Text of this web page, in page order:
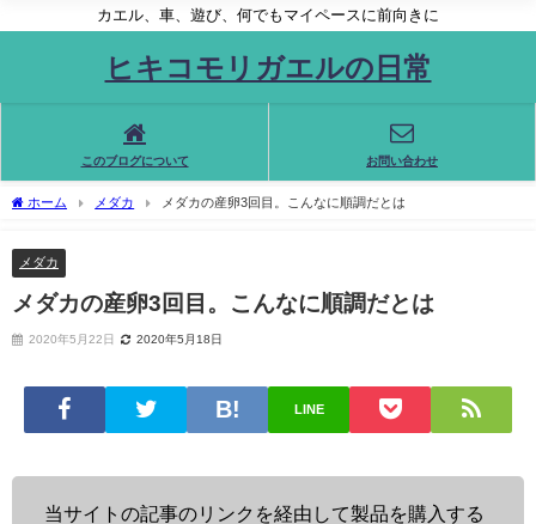
カエル、車、遊び、何でもマイペースに前向きに
ヒキコモリガエルの日常
このブログについて お問い合わせ
ホーム メダカ メダカの産卵3回目。こんなに順調だとは
メダカ
メダカの産卵3回目。こんなに順調だとは
2020年5月22日 2020年5月18日
LINE
当サイトの記事のリンクを経由して製品を購入する